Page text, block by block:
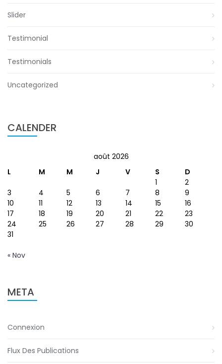
Slider
Testimonial
Testimonials
Uncategorized
CALENDER
août 2026
L
M M J V S
D
1
2
3
4 5 6 7 8
9
10
11 12 13 14 15
16
17
18 19 20 21 22
23
24
25 26 27 28 29
30
31
« Nov
META
Connexion
Flux Des Publications